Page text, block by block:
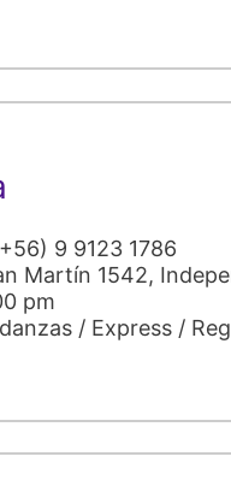
9 9123 1786
Martín 1542,
pm
/ Express /